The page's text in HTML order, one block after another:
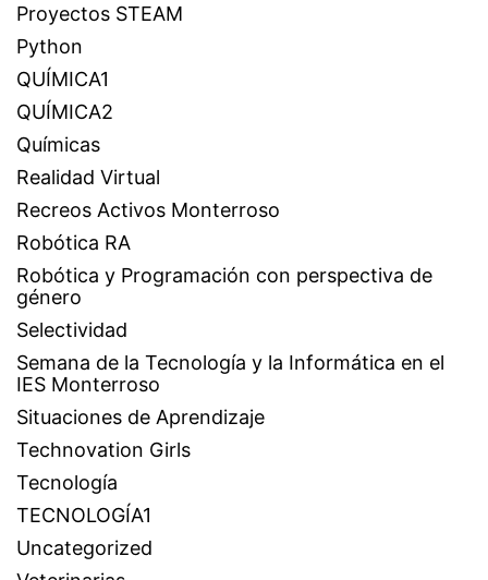
Proyectos STEAM
Python
QUÍMICA1
QUÍMICA2
Químicas
Realidad Virtual
Recreos Activos Monterroso
Robótica RA
Robótica y Programación con perspectiva de
género
Selectividad
Semana de la Tecnología y la Informática en el
IES Monterroso
Situaciones de Aprendizaje
Technovation Girls
Tecnología
TECNOLOGÍA1
Uncategorized